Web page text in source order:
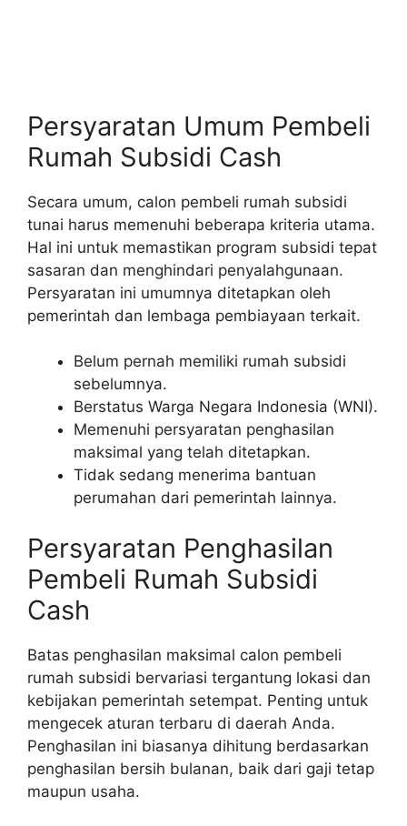
Persyaratan Umum Pembeli
Rumah Subsidi Cash
Secara umum, calon pembeli rumah subsidi
tunai harus memenuhi beberapa kriteria utama.
Hal ini untuk memastikan program subsidi tepat
sasaran dan menghindari penyalahgunaan.
Persyaratan ini umumnya ditetapkan oleh
pemerintah dan lembaga pembiayaan terkait.
Belum pernah memiliki rumah subsidi
sebelumnya.
Berstatus Warga Negara Indonesia (WNI).
Memenuhi persyaratan penghasilan
maksimal yang telah ditetapkan.
Tidak sedang menerima bantuan
perumahan dari pemerintah lainnya.
Persyaratan Penghasilan
Pembeli Rumah Subsidi
Cash
Batas penghasilan maksimal calon pembeli
rumah subsidi bervariasi tergantung lokasi dan
kebijakan pemerintah setempat. Penting untuk
mengecek aturan terbaru di daerah Anda.
Penghasilan ini biasanya dihitung berdasarkan
penghasilan bersih bulanan, baik dari gaji tetap
maupun usaha.